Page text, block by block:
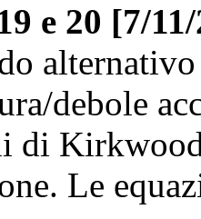
e 20 [7/
debole
di
Le